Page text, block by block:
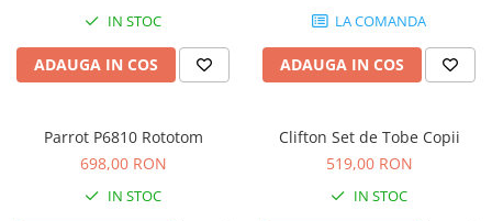
Recordere de studio
Standuri si stative de monitoare
Tratament acustic
IN STOC
ADAUGA IN COS
LA COMANDA
ADAUGA IN COS
Parrot P6810 Rototom
698,00 RON
IN STOC
Clifton Set de Tobe Copii
519,00 RON
IN STOC